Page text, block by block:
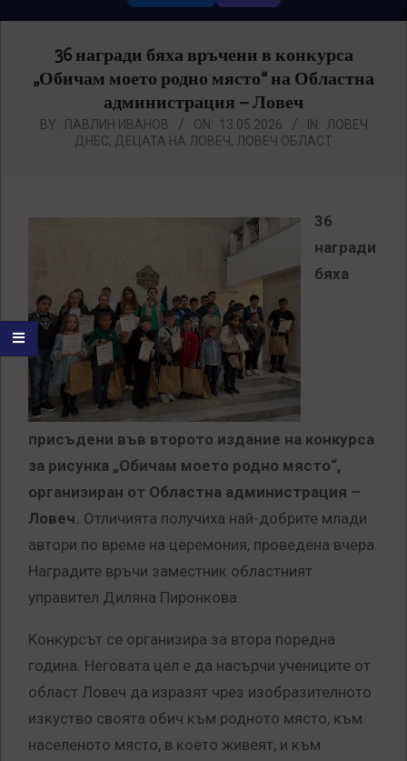
36 награди бяха връчени в конкурса
„Обичам моето родно място“ на Областна
администрация – Ловеч
BY: ПАВЛИН ИВАНОВ ON: 13.05.2026 IN: ЛОВЕЧ
ДНЕС, ДЕЦАТА НА ЛОВЕЧ, ЛОВЕЧ ОБЛАСТ
36
награди
бяха
присъдени във второто издание на конкурса
за рисунка „Обичам моето родно място“,
организиран от Областна администрация –
Ловеч. Отличията получиха най-добрите млади
автори по време на церемония, проведена вчера.
Наградите връчи заместник областният
управител Диляна Пиронкова.
Конкурсът се организира за втора поредна
година. Неговата цел е да насърчи учениците от
област Ловеч да изразят чрез изобразителното
изкуство своята обич към родното място, към
населеното място, в което живеят, и към